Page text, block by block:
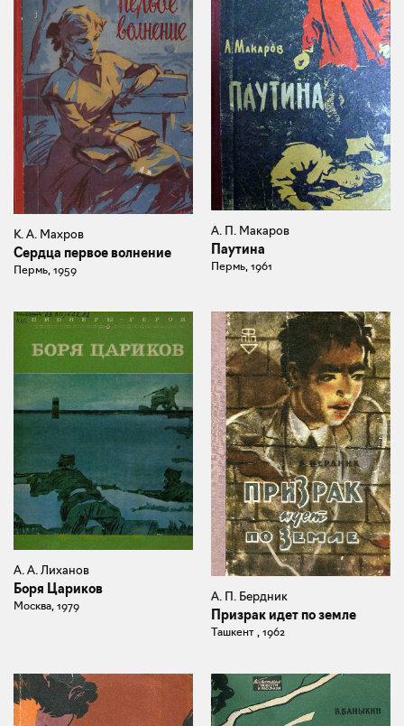
К. А. Махров
Сердца первое волнение
Пермь, 1959
А. П. Макаров
Паутина
Пермь, 1961
А. А. Лиханов
Боря Цариков
Москва, 1979
А. П. Бердник
Призрак идет по земле
Ташкент , 1962